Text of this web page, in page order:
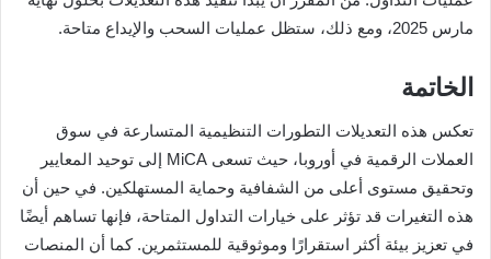
مارس 2025، ومع ذلك، ستظل عمليات السحب والإيداع متاحة.
الخاتمة
تعكس هذه التعديلات التطورات التنظيمية المتسارعة في سوق
العملات الرقمية في أوروبا، حيث تسعى MiCA إلى توحيد المعايير
وتحقيق مستوى أعلى من الشفافية وحماية المستهلكين. في حين أن
هذه التغيرات قد تؤثر على خيارات التداول المتاحة، فإنها تساهم أيضًا
في تعزيز بيئة أكثر استقرارًا وموثوقية للمستثمرين. كما أن المنصات